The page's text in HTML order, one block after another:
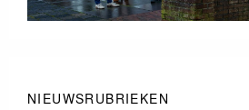
NIEUWSRUBRIEKEN